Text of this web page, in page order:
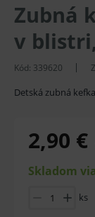
Zubná
v
Kód: 339620
Detská zubná
2,90 €
Skladom
ks